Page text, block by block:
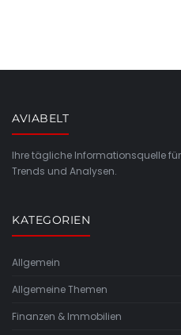
AVIABELT
Ihre tägliche Informationsquelle
Trends und Analysen.
KATEGORIEN
Allgemein
Allgemeine Themen
Finanzen & Immobilien